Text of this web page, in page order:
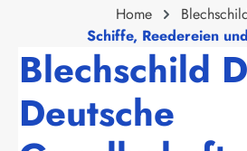
Home
Schiffe, Reedereien
Blechschild
Deutsche